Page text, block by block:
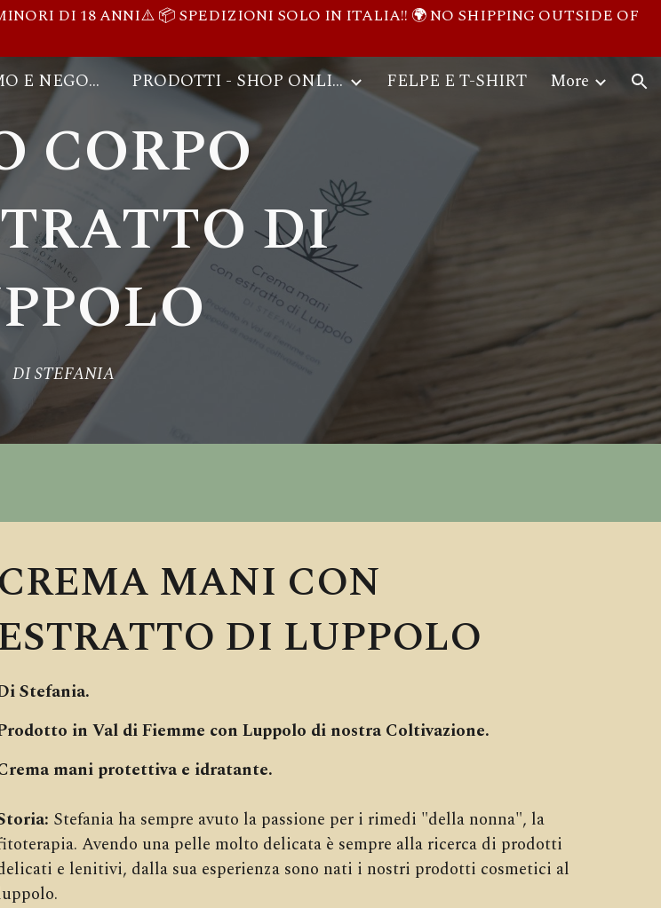
DI 18 ANNI⚠️ 📦 SPEDIZIONI SOLO IN ITALIA!! 🌍 NO SHIPPING OUTSIDE OF
AGRITURISMO E NEGOZIO PRODOTTI - SHOP ONLINE FELPE E T-SHIRT More
CORPO
DI
DI STEFANIA
CREMA MANI CON
DI LUPPOLO
Stefania.
in Val di Fiemme con Luppolo di nostra Coltivazione.
mani protettiva e idratante.
Stefania ha sempre avuto la passione per i rimedi "della nonna", la
Avendo una pelle molto delicata è sempre alla ricerca di prodotti
e lenitivi, dalla sua esperienza sono nati i nostri prodotti cosmetici al